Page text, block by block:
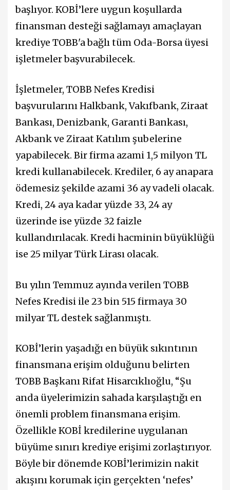
başlıyor. KOBİ’lere uygun koşullarda
finansman desteği sağlamayı amaçlayan
krediye TOBB'a bağlı tüm Oda-Borsa üyesi
işletmeler başvurabilecek.
İşletmeler, TOBB Nefes Kredisi
başvurularını Halkbank, Vakıfbank, Ziraat
Bankası, Denizbank, Garanti Bankası,
Akbank ve Ziraat Katılım şubelerine
yapabilecek. Bir firma azami 1,5 milyon TL
kredi kullanabilecek. Krediler, 6 ay anapara
ödemesiz şekilde azami 36 ay vadeli olacak.
Kredi, 24 aya kadar yüzde 33, 24 ay
üzerinde ise yüzde 32 faizle
kullandırılacak. Kredi hacminin büyüklüğü
ise 25 milyar Türk Lirası olacak.
Bu yılın Temmuz ayında verilen TOBB
Nefes Kredisi ile 23 bin 515 firmaya 30
milyar TL destek sağlanmıştı.
KOBİ’lerin yaşadığı en büyük sıkıntının
finansmana erişim olduğunu belirten
TOBB Başkanı Rifat Hisarcıklıoğlu, “Şu
anda üyelerimizin sahada karşılaştığı en
önemli problem finansmana erişim.
Özellikle KOBİ kredilerine uygulanan
büyüme sınırı krediye erişimi zorlaştırıyor.
Böyle bir dönemde KOBİ’lerimizin nakit
akışını korumak için gerçekten ‘nefes’